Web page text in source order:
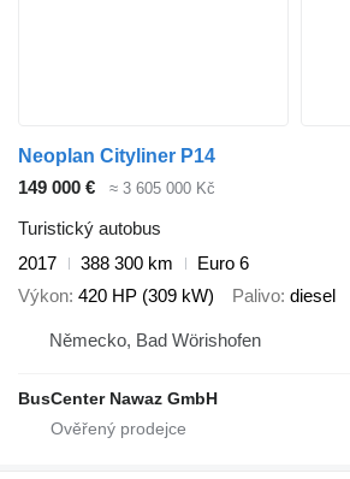
Neoplan Cityliner P14
149 000 €
≈ 3 605 000 Kč
Turistický autobus
2017
388 300 km
Euro 6
Výkon 420 HP (309 kW) Palivo diesel
Německo, Bad Wörishofen
BusCenter Nawaz GmbH